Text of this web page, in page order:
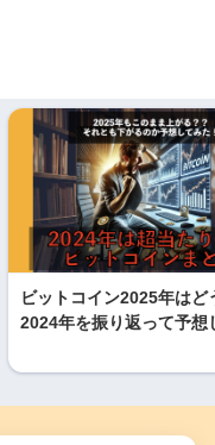
ビットコイン2025年はど
2024年を振り返って予想